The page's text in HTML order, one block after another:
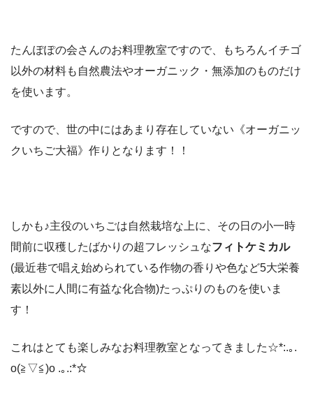
たんぽぽの会さんのお料理教室ですので、もちろんイチゴ
以外の材料も自然農法やオーガニック・無添加のものだけ
を使います。
ですので、世の中にはあまり存在していない《オーガニッ
クいちご大福》作りとなります！！
しかも♪主役のいちごは自然栽培な上に、その日の小一時
間前に収穫したばかりの超フレッシュなフィトケミカル
(最近巷で唱え始められている作物の香りや色など5大栄養
素以外に人間に有益な化合物)たっぷりのものを使いま
す！
これはとても楽しみなお料理教室となってきました☆*:.｡.
o(≧▽≦)o .｡.:*☆